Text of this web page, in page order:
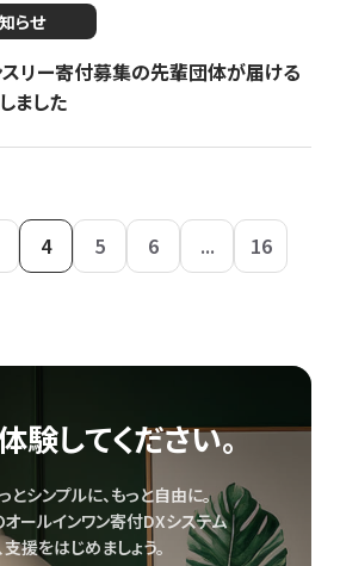
らせ
スリー寄付募集の先輩団体が届ける
ました
4 5 6 ... 16
験してください。
とシンプルに、もっと自由に。
ールインワン寄付DXシステム
支援をはじめましょう。